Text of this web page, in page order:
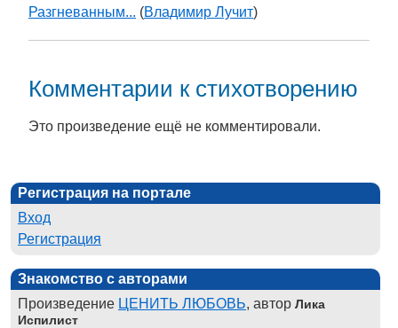
Разгневанным... (Владимир Лучит)
Комментарии к стихотворению
Это произведение ещё не комментировали.
Регистрация на портале
Вход
Регистрация
Знакомство с авторами
Произведение ЦЕНИТЬ ЛЮБОВЬ, автор Лика
Испилист